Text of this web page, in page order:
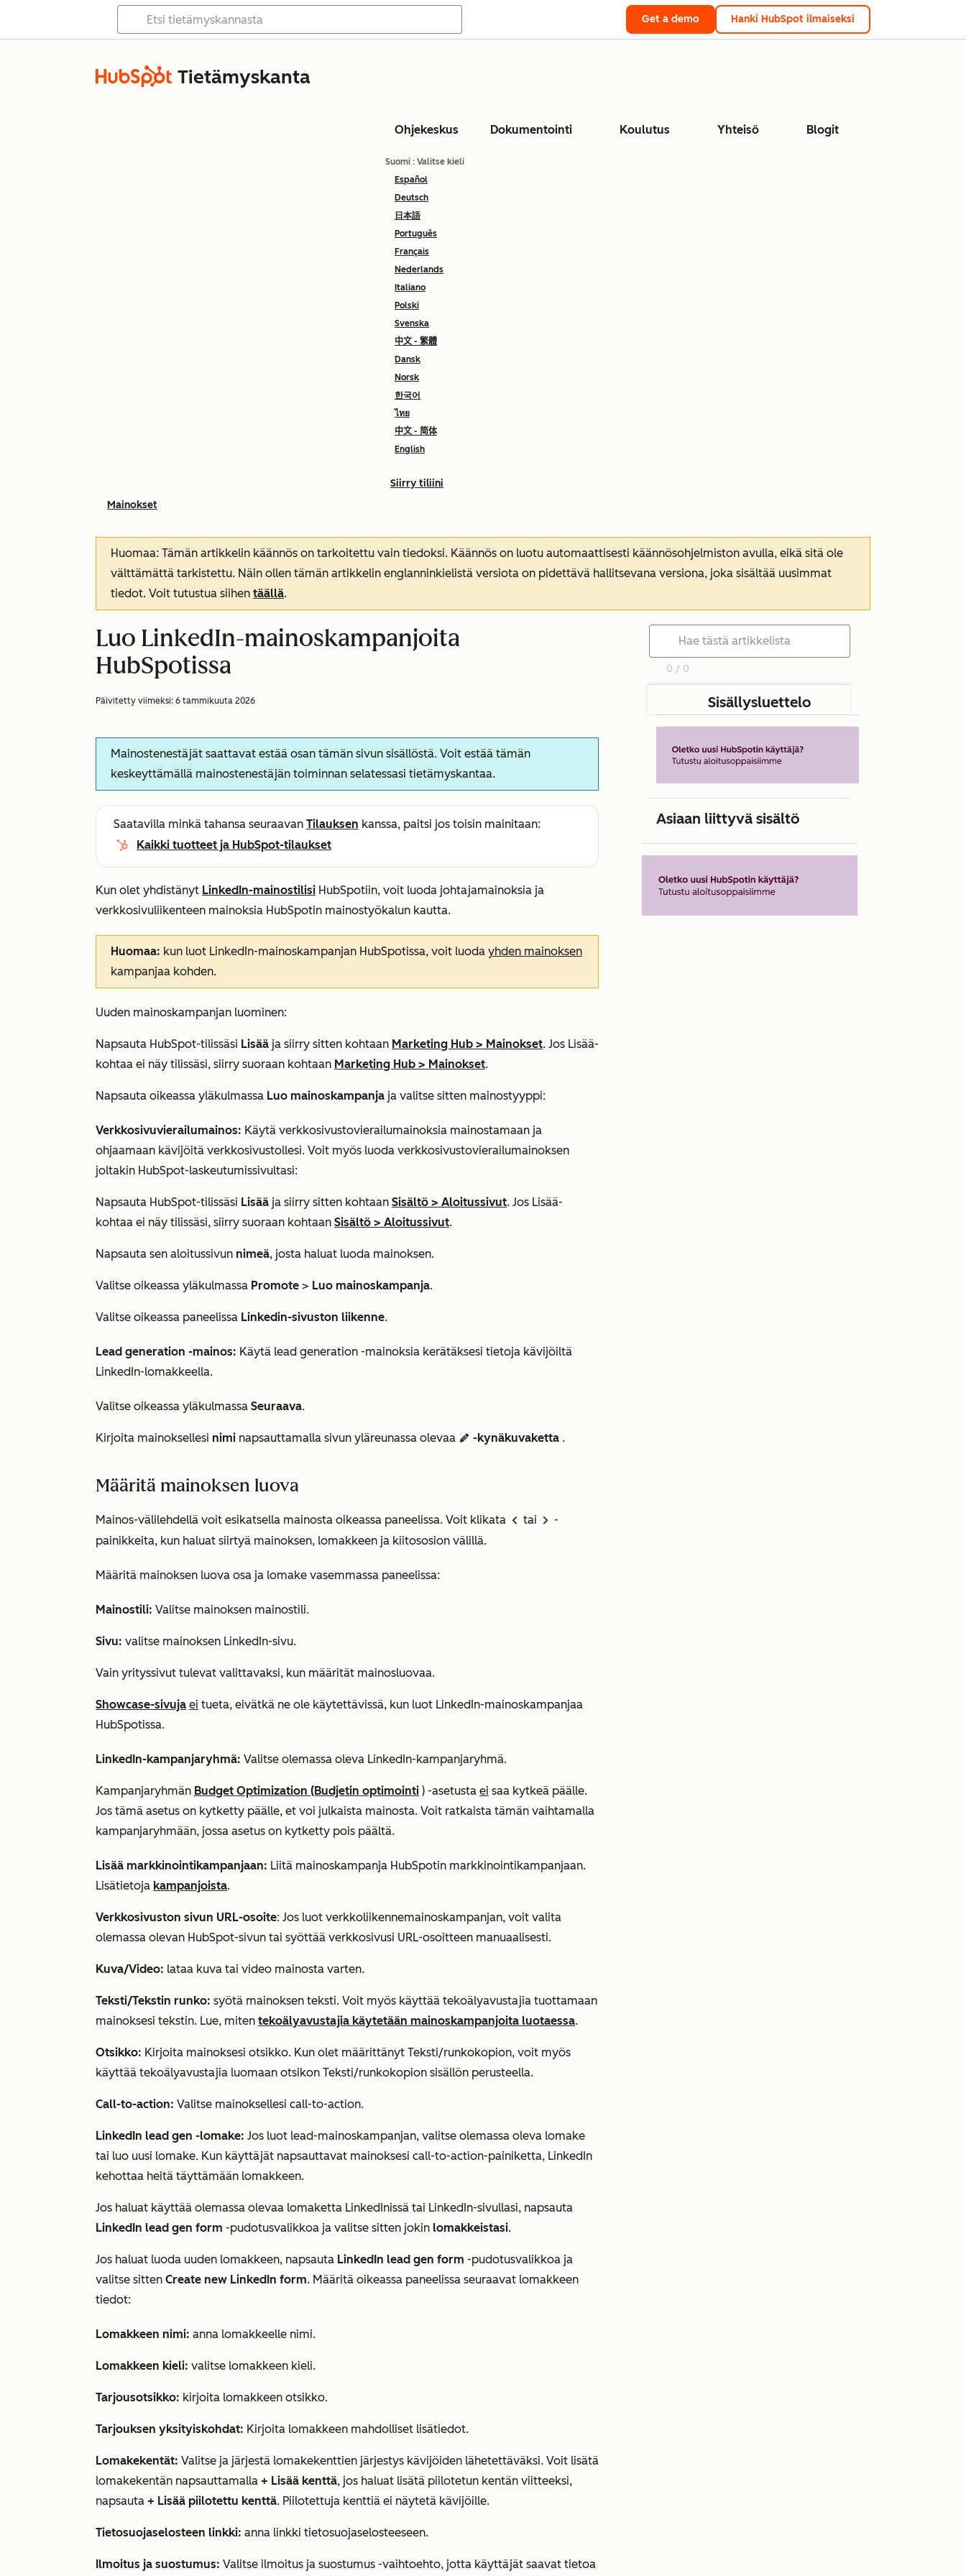
Get a demo Hanki HubSpot ilmaiseksi
Tietämyskanta
Ohjekeskus Dokumentointi Koulutus Yhteisö Blogit
Suomi : Valitse kieli
Español
Deutsch
日本語
Português
Français
Nederlands
Italiano
Polski
Svenska
中文 - 繁體
Dansk
Norsk
한국어
ไทย
中文 - 简体
English
Siirry tiliini
Mainokset
Huomaa: Tämän artikkelin käännös on tarkoitettu vain tiedoksi. Käännös on luotu automaattisesti käännösohjelmiston avulla, eikä sitä ole
välttämättä tarkistettu. Näin ollen tämän artikkelin englanninkielistä versiota on pidettävä hallitsevana versiona, joka sisältää uusimmat
tiedot. Voit tutustua siihen täällä.
Luo LinkedIn-mainoskampanjoita
HubSpotissa
Päivitetty viimeksi: 6 tammikuuta 2026
Mainostenestäjät saattavat estää osan tämän sivun sisällöstä. Voit estää tämän
keskeyttämällä mainostenestäjän toiminnan selatessasi tietämyskantaa.
Saatavilla minkä tahansa seuraavan Tilauksen kanssa, paitsi jos toisin mainitaan:
Kaikki tuotteet ja HubSpot-tilaukset
Kun olet yhdistänyt LinkedIn-mainostilisi HubSpotiin, voit luoda johtajamainoksia ja
verkkosivuliikenteen mainoksia HubSpotin mainostyökalun kautta.
Huomaa: kun luot LinkedIn-mainoskampanjan HubSpotissa, voit luoda yhden mainoksen
kampanjaa kohden.
Uuden mainoskampanjan luominen:
Napsauta HubSpot-tilissäsi Lisää ja siirry sitten kohtaan Marketing Hub > Mainokset. Jos Lisää-
kohtaa ei näy tilissäsi, siirry suoraan kohtaan Marketing Hub > Mainokset.
Napsauta oikeassa yläkulmassa Luo mainoskampanja ja valitse sitten mainostyyppi:
Verkkosivuvierailumainos: Käytä verkkosivustovierailumainoksia mainostamaan ja
ohjaamaan kävijöitä verkkosivustollesi. Voit myös luoda verkkosivustovierailumainoksen
joltakin HubSpot-laskeutumissivultasi:
Napsauta HubSpot-tilissäsi Lisää ja siirry sitten kohtaan Sisältö > Aloitussivut. Jos Lisää-
kohtaa ei näy tilissäsi, siirry suoraan kohtaan Sisältö > Aloitussivut.
Napsauta sen aloitussivun nimeä, josta haluat luoda mainoksen.
Valitse oikeassa yläkulmassa Promote > Luo mainoskampanja.
Valitse oikeassa paneelissa Linkedin-sivuston liikenne.
Lead generation -mainos: Käytä lead generation -mainoksia kerätäksesi tietoja kävijöiltä
LinkedIn-lomakkeella.
Valitse oikeassa yläkulmassa Seuraava.
Kirjoita mainoksellesi nimi napsauttamalla sivun yläreunassa olevaa edit -kynäkuvaketta .
Määritä mainoksen luova
Mainos-välilehdellä voit esikatsella mainosta oikeassa paneelissa. Voit klikata left tai right -
painikkeita, kun haluat siirtyä mainoksen, lomakkeen ja kiitososion välillä.
Määritä mainoksen luova osa ja lomake vasemmassa paneelissa:
Mainostili: Valitse mainoksen mainostili.
Sivu: valitse mainoksen LinkedIn-sivu.
Vain yrityssivut tulevat valittavaksi, kun määrität mainosluovaa.
Showcase-sivuja ei tueta, eivätkä ne ole käytettävissä, kun luot LinkedIn-mainoskampanjaa
HubSpotissa.
LinkedIn-kampanjaryhmä: Valitse olemassa oleva LinkedIn-kampanjaryhmä.
Kampanjaryhmän Budget Optimization (Budjetin optimointi ) -asetusta ei saa kytkeä päälle.
Jos tämä asetus on kytketty päälle, et voi julkaista mainosta. Voit ratkaista tämän vaihtamalla
kampanjaryhmään, jossa asetus on kytketty pois päältä.
Lisää markkinointikampanjaan: Liitä mainoskampanja HubSpotin markkinointikampanjaan.
Lisätietoja kampanjoista.
Verkkosivuston sivun URL-osoite: Jos luot verkkoliikennemainoskampanjan, voit valita
olemassa olevan HubSpot-sivun tai syöttää verkkosivusi URL-osoitteen manuaalisesti.
Kuva/Video: lataa kuva tai video mainosta varten.
Teksti/Tekstin runko: syötä mainoksen teksti. Voit myös käyttää tekoälyavustajia tuottamaan
mainoksesi tekstin. Lue, miten tekoälyavustajia käytetään mainoskampanjoita luotaessa.
Otsikko: Kirjoita mainoksesi otsikko. Kun olet määrittänyt Teksti/runkokopion, voit myös
käyttää tekoälyavustajia luomaan otsikon Teksti/runkokopion sisällön perusteella.
Call-to-action: Valitse mainoksellesi call-to-action.
LinkedIn lead gen -lomake: Jos luot lead-mainoskampanjan, valitse olemassa oleva lomake
tai luo uusi lomake. Kun käyttäjät napsauttavat mainoksesi call-to-action-painiketta, LinkedIn
kehottaa heitä täyttämään lomakkeen.
Jos haluat käyttää olemassa olevaa lomaketta LinkedInissä tai LinkedIn-sivullasi, napsauta
LinkedIn lead gen form -pudotusvalikkoa ja valitse sitten jokin lomakkeistasi.
Jos haluat luoda uuden lomakkeen, napsauta LinkedIn lead gen form -pudotusvalikkoa ja
valitse sitten Create new LinkedIn form. Määritä oikeassa paneelissa seuraavat lomakkeen
tiedot:
Lomakkeen nimi: anna lomakkeelle nimi.
Lomakkeen kieli: valitse lomakkeen kieli.
Tarjousotsikko: kirjoita lomakkeen otsikko.
Tarjouksen yksityiskohdat: Kirjoita lomakkeen mahdolliset lisätiedot.
Lomakekentät: Valitse ja järjestä lomakekenttien järjestys kävijöiden lähetettäväksi. Voit lisätä
lomakekentän napsauttamalla + Lisää kenttä, jos haluat lisätä piilotetun kentän viitteeksi,
napsauta + Lisää piilotettu kenttä. Piilotettuja kenttiä ei näytetä kävijöille.
Tietosuojaselosteen linkki: anna linkki tietosuojaselosteeseen.
Ilmoitus ja suostumus: Valitse ilmoitus ja suostumus -vaihtoehto, jotta käyttäjät saavat tietoa
0 / 0
Sisällysluettelo
Asiaan liittyvä sisältö